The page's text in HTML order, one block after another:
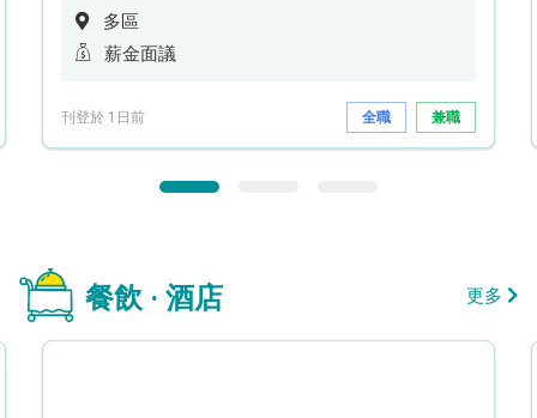
多區
薪金面議
刊登於 1日前 全職 兼職
餐飲 · 酒店 更多